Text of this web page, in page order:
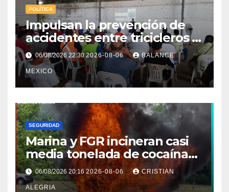
POLÍTICA
Impulsan la prevención de
accidentes entre tricicleros y
mototriciclistas de Tapachula
06/08/2026 22:302026-08-06 BALANCE
MEXICO
SEGURIDAD
Marina y FGR incineran casi
media tonelada de cocaína
asegurada frente a las costas
de Chiapas
06/08/2026 20:16 2026-08-06 CRISTIAN
ALEGRIA